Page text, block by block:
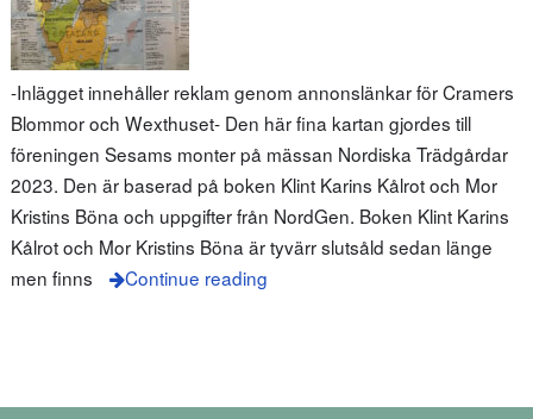
-Inlägget innehåller reklam genom annonslänkar för Cramers
Blommor och Wexthuset- Den här fina kartan gjordes till
föreningen Sesams monter på mässan Nordiska Trädgårdar
2023. Den är baserad på boken Klint Karins Kålrot och Mor
Kristins Böna och uppgifter från NordGen. Boken Klint Karins
Kålrot och Mor Kristins Böna är tyvärr slutsåld sedan länge
men finns
Continue reading